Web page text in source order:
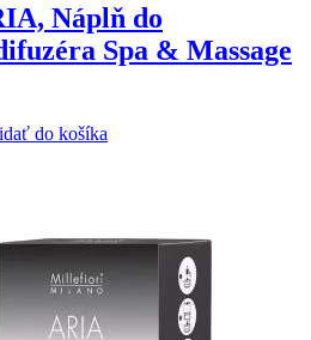
Náplň do
Spa & Massage
do košíka